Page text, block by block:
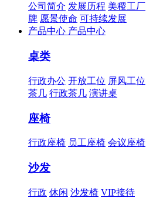
公司简介 发展历程 美稷工厂
牌 愿景使命 可持续发展
产品中心 产品中心
桌类
行政办公 开放工位 屏风工位
茶几 行政茶几 演讲桌
座椅
行政座椅 员工座椅 会议座椅
沙发
行政 休闲 沙发椅 VIP接待